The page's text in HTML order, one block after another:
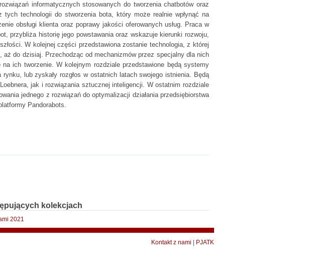
informatycznych stosowanych do tworzenia chatbotów oraz
tych technologii do stworzenia bota, który może realnie wpłynąć na
obsługi klienta oraz poprawy jakości oferowanych usług. Praca w
przybliża historię jego powstawania oraz wskazuje kierunki rozwoju,
W kolejnej części przedstawiona zostanie technologia, z której
aż do dzisiaj. Przechodząc od mechanizmów przez specjalny dla nich
ich tworzenie. W kolejnym rozdziale przedstawione będą systemy
lub zyskały rozgłos w ostatnich latach swojego istnienia. Będą
jak i rozwiązania sztucznej inteligencji. W ostatnim rozdziale
jednego z rozwiązań do optymalizacji działania przedsiębiorstwa
Pandorabots.
kolekcjach
2021
Kontakt z nami PJATK